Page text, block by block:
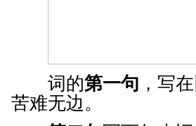
词的第一句 ，写
苦难无边。